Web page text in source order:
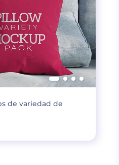
de variedad de